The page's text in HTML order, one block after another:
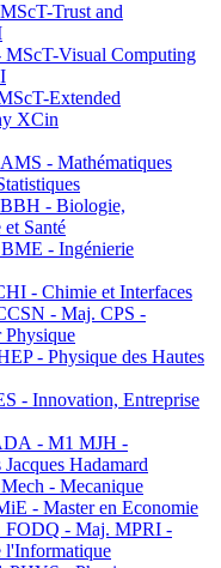
Trust and
Visual Computing
Extended
XCin
- Mathématiques
- Biologie,
Santé
- Ingénierie
- Chimie et Interfaces
- Maj. CPS -
Physique
- Physique des Hautes
- Innovation, Entreprise
- M1 MJH -
Hadamard
- Mecanique
- Master en Economie
- Maj. MPRI -
l'Informatique